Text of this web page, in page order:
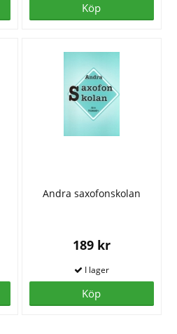
Köp
Andra saxofonskolan
189 kr
Köp